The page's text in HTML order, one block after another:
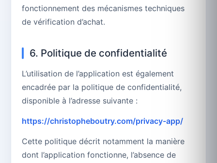
fonctionnement des mécanismes techniques
de vérification d’achat.
6. Politique de confidentialité
L’utilisation de l’application est également
encadrée par la politique de confidentialité,
disponible à l’adresse suivante :
https://christopheboutry.com/privacy-app/
Cette politique décrit notamment la manière
dont l’application fonctionne, l’absence de